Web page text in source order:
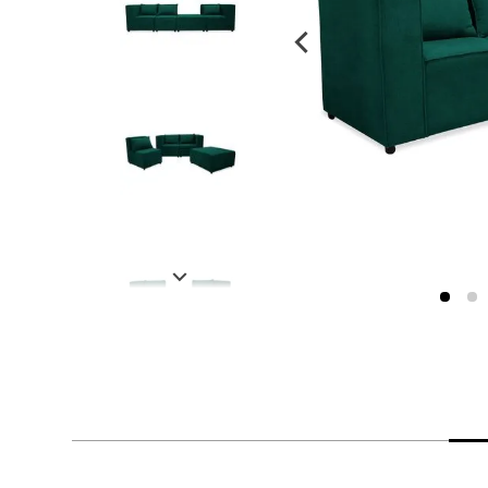
otros
Mantequilla